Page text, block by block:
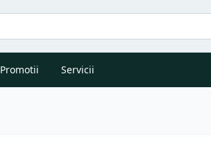
Promotii Servicii